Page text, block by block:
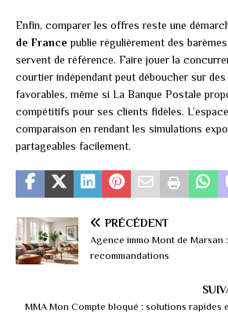
Enfin, comparer les offres reste une
de France publie régulièrement des
servent de référence. Faire jouer la
courtier indépendant peut déboucher sur
favorables, même si La Banque Postale
compétitifs pour ses clients fidèles.
comparaison en rendant les simulations
partageables facilement.
PRÉCÉDENT
Agence immo Mont de Marsan
recommandations
MMA Mon Compte bloqué : solutions rapides